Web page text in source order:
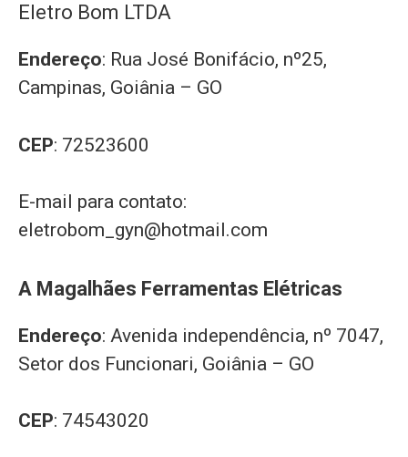
Eletro Bom LTDA
Endereço: Rua José Bonifácio, nº25,
Campinas, Goiânia – GO
CEP: 72523600
E-mail para contato:
eletrobom_gyn@hotmail.com
A Magalhães Ferramentas Elétricas
Endereço: Avenida independência, nº 7047,
Setor dos Funcionari, Goiânia – GO
CEP: 74543020